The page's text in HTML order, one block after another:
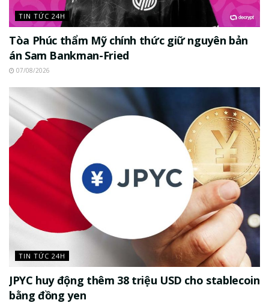
TIN TỨC 24H
Tòa Phúc thẩm Mỹ chính thức giữ nguyên bản
án Sam Bankman-Fried
07/08/2026
TIN TỨC 24H
JPYC huy động thêm 38 triệu USD cho stablecoin
bằng đồng yen